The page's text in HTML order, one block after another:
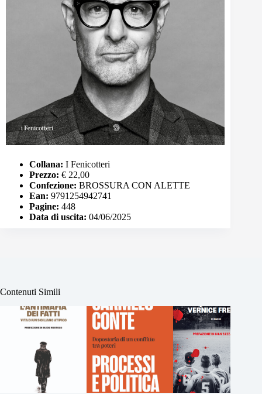
Collana: I Fenicotteri
Prezzo: € 22,00
Confezione: BROSSURA CON ALETTE
Ean: 9791254942741
Pagine: 448
Data di uscita: 04/06/2025
Contenuti Simili